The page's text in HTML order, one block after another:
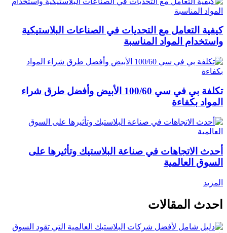
كيفية التعامل مع التحديات في الصناعات البلاستيكية
واستخدام المواد المناسبة
تكلفة بي في سي 100/60 الأبيض وأفضل طرق شراء
المواد بكفاءة
أحدث الاتجاهات في صناعة البلاستيك وتأثيرها على
السوق العالمية
المزيد
احدث المقالات